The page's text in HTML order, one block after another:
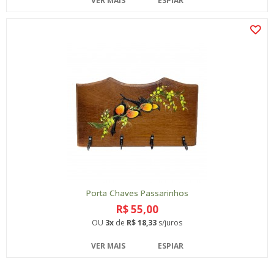
Porta Chaves Passarinhos
R$ 55,00
OU 3x de R$ 18,33 s/juros
VER MAIS ESPIAR